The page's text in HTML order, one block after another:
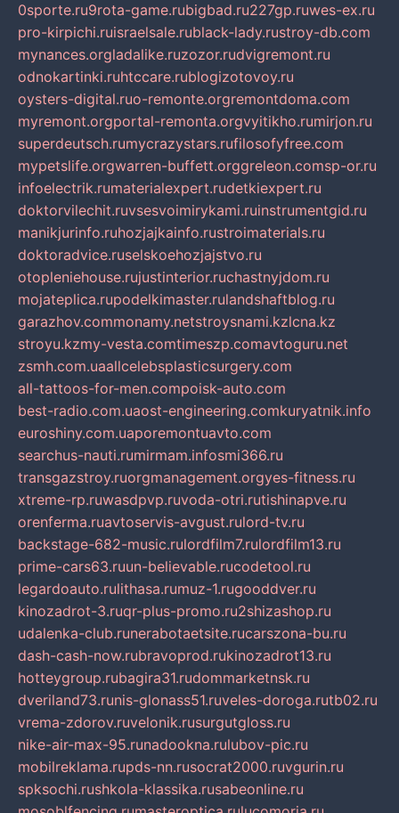
0sporte.ru9rota-game.rubigbad.ru227gp.ruwes-ex.ru
pro-kirpichi.ruisraelsale.rublack-lady.rustroy-db.com
mynances.orgladalike.ruzozor.rudvigremont.ru
odnokartinki.ruhtccare.rublogizotovoy.ru
oysters-digital.ruo-remonte.orgremontdoma.com
myremont.orgportal-remonta.orgvyitikho.rumirjon.ru
superdeutsch.rumycrazystars.rufilosofyfree.com
mypetslife.orgwarren-buffett.orggreleon.comsp-or.ru
infoelectrik.rumaterialexpert.rudetkiexpert.ru
doktorvilechit.ruvsesvoimirykami.ruinstrumentgid.ru
manikjurinfo.ruhozjajkainfo.rustroimaterials.ru
doktoradvice.ruselskoehozjajstvo.ru
otopleniehouse.rujustinterior.ruchastnyjdom.ru
mojateplica.rupodelkimaster.rulandshaftblog.ru
garazhov.commonamy.netstroysnami.kzlcna.kz
stroyu.kzmy-vesta.comtimeszp.comavtoguru.net
zsmh.com.uaallcelebsplasticsurgery.com
all-tattoos-for-men.compoisk-auto.com
best-radio.com.uaost-engineering.comkuryatnik.info
euroshiny.com.uaporemontuavto.com
searchus-nauti.rumirmam.infosmi366.ru
transgazstroy.ruorgmanagement.orgyes-fitness.ru
xtreme-rp.ruwasdpvp.ruvoda-otri.rutishinapve.ru
orenferma.ruavtoservis-avgust.rulord-tv.ru
backstage-682-music.rulordfilm7.rulordfilm13.ru
prime-cars63.ruun-believable.rucodetool.ru
legardoauto.rulithasa.rumuz-1.rugooddver.ru
kinozadrot-3.ruqr-plus-promo.ru2shizashop.ru
udalenka-club.runerabotaetsite.rucarszona-bu.ru
dash-cash-now.rubravoprod.rukinozadrot13.ru
hotteygroup.rubagira31.rudommarketnsk.ru
dveriland73.runis-glonass51.ruveles-doroga.rutb02.ru
vrema-zdorov.ruvelonik.rusurgutgloss.ru
nike-air-max-95.runadookna.rulubov-pic.ru
mobilreklama.rupds-nn.rusocrat2000.ruvgurin.ru
spksochi.rushkola-klassika.rusabeonline.ru